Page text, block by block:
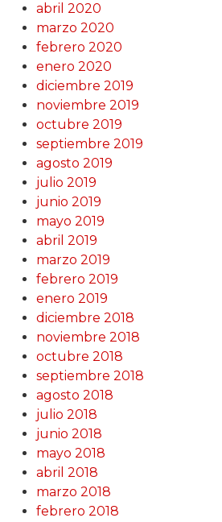
abril 2020
marzo 2020
febrero 2020
enero 2020
diciembre 2019
noviembre 2019
octubre 2019
septiembre 2019
agosto 2019
julio 2019
junio 2019
mayo 2019
abril 2019
marzo 2019
febrero 2019
enero 2019
diciembre 2018
noviembre 2018
octubre 2018
septiembre 2018
agosto 2018
julio 2018
junio 2018
mayo 2018
abril 2018
marzo 2018
febrero 2018